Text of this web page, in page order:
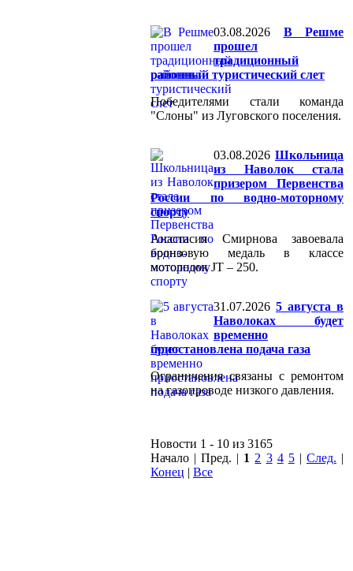
03.08.2026
В Решме
прошел
традиционный
районный туристический слет
Победителями стали команда
"Слоны" из Луговского поселения.
03.08.2026 Школьница
из Наволок стала
призером Первенства
России по водно-моторному
спорту
Анастасия Смирнова завоевала
бронзовую медаль в классе
мотолодок JT – 250.
31.07.2026 5 августа в
Наволоках будет
временно
приостановлена подача газа
Ограничения связаны с ремонтом
на газопроводе низкого давления.
Новости 1 - 10 из 3165
Начало | Пред. | 1 2 3 4 5| След. |
Конец | Все